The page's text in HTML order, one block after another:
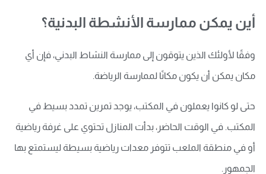
أين يمكن ممارسة الأنشطة البدنية؟
وفقًا لأولئك الذين يتوقون إلى ممارسة النشاط البدني، فإن أي
مكان يمكن أن يكون مكانًا لممارسة الرياضة.
حتى لو كانوا يعملون في المكتب، يوجد تمرين تمدد بسيط في
المكتب. في الوقت الحاضر، بدأت المنازل تحتوي على غرفة رياضية
أو في منطقة الملعب تتوفر معدات رياضية بسيطة ليستمتع بها
الجمهور.